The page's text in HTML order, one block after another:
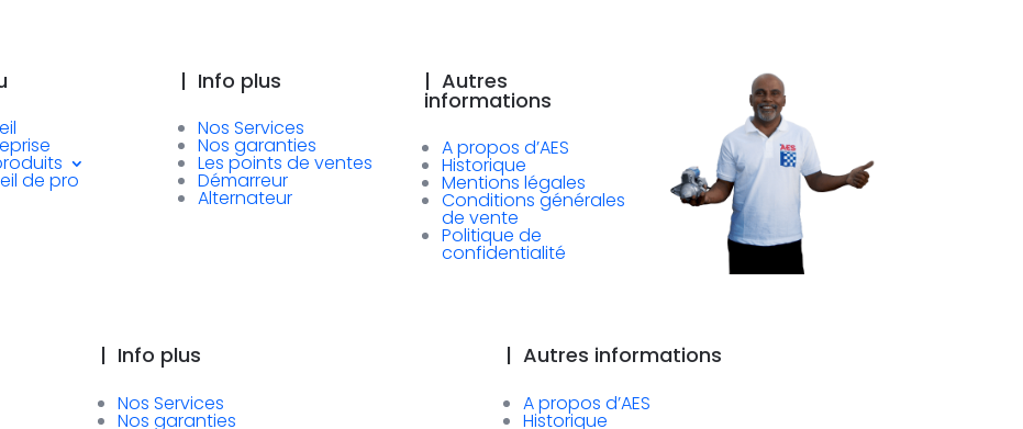
de pro
| Info plus
Nos Services
Nos garanties
Les points de ventes
Démarreur
Alternateur
| Autres
informations
A propos d’AES
Historique
Mentions légales
Conditions générales
de vente
Politique de
confidentialité
| Info plus
Nos Services
Nos garanties
| Autres informations
A propos d’AES
Historique